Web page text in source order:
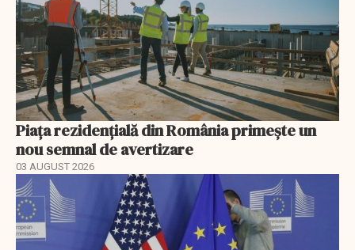
Piața rezidențială din România primește un
nou semnal de avertizare
03 AUGUST 2026